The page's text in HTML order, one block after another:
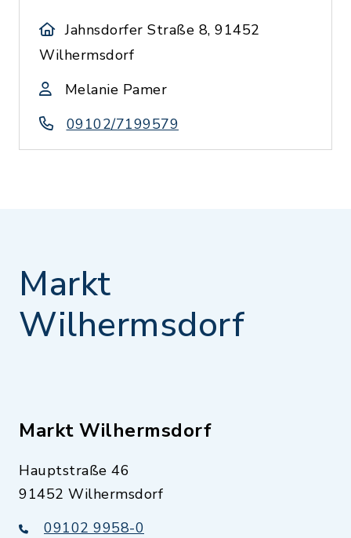
Jahnsdorfer Straße 8, 91452
Wilhermsdorf
Melanie Pamer
09102/7199579
Markt
Wilhermsdorf
Markt Wilhermsdorf
Hauptstraße 46
91452 Wilhermsdorf
09102 9958-0